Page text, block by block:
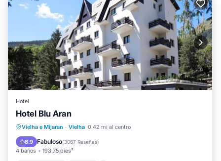
Hotel
Hotel Blu Aran
Vielha e Mijaran · Vielha 0.42 mi al centro
8.9 Fabuloso(3067 Reseñas)
4 baños 193.75 pies²
Aparcamiento Esquí
Apto para niños